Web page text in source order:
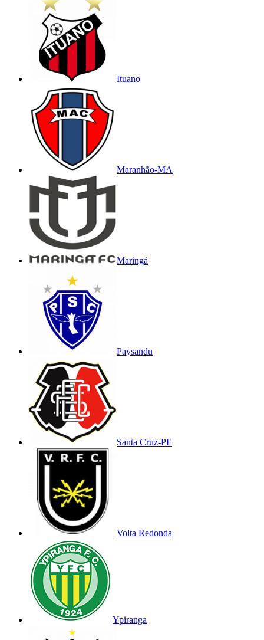
Ituano
Maranhão-MA
Maringá
Paysandu
Santa Cruz-PE
Volta Redonda
Ypiranga